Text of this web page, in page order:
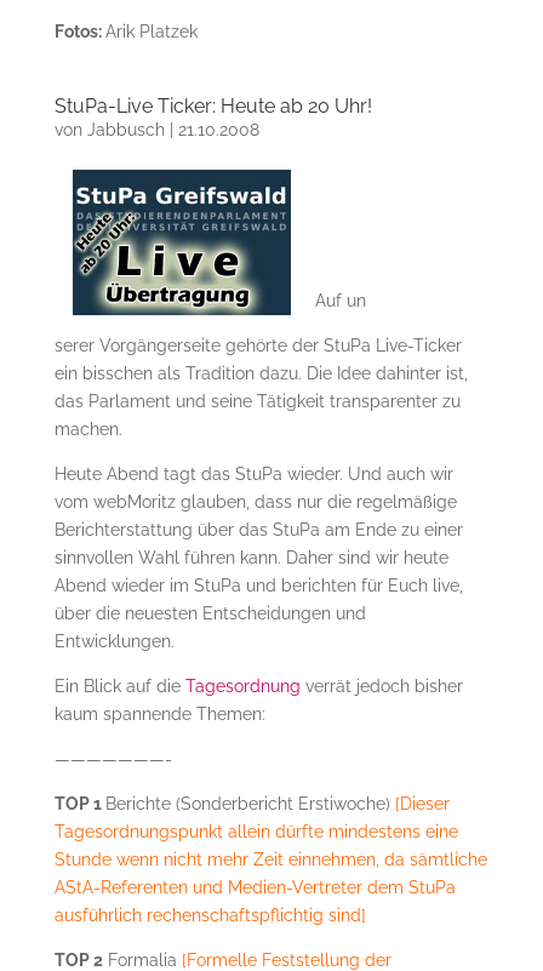
Fotos:Arik Platzek
StuPa-Live Ticker: Heute ab 20 Uhr!
von Jabbusch| 21.10.2008
Auf un
serer Vorgängerseite gehörte der StuPa Live-Ticker
ein bisschen als Tradition dazu. Die Idee dahinter ist,
das Parlament und seine Tätigkeit transparenter zu
machen.
Heute Abend tagt das StuPa wieder. Und auch wir
vom webMoritz glauben, dass nur die regelmäßige
Berichterstattung über das StuPa am Ende zu einer
sinnvollen Wahl führen kann. Daher sind wir heute
Abend wieder im StuPa und berichten für Euch live,
über die neuesten Entscheidungen und
Entwicklungen.
Ein Blick auf die Tagesordnung verrät jedoch bisher
kaum spannende Themen:
———————-
TOP 1 Berichte (Sonderbericht Erstiwoche) [Dieser
Tagesordnungspunkt allein dürfte mindestens eine
Stunde wenn nicht mehr Zeit einnehmen, da sämtliche
AStA-Referenten und Medien-Vertreter dem StuPa
ausführlich rechenschaftspflichtig sind]
TOP 2Formalia [Formelle Feststellung der